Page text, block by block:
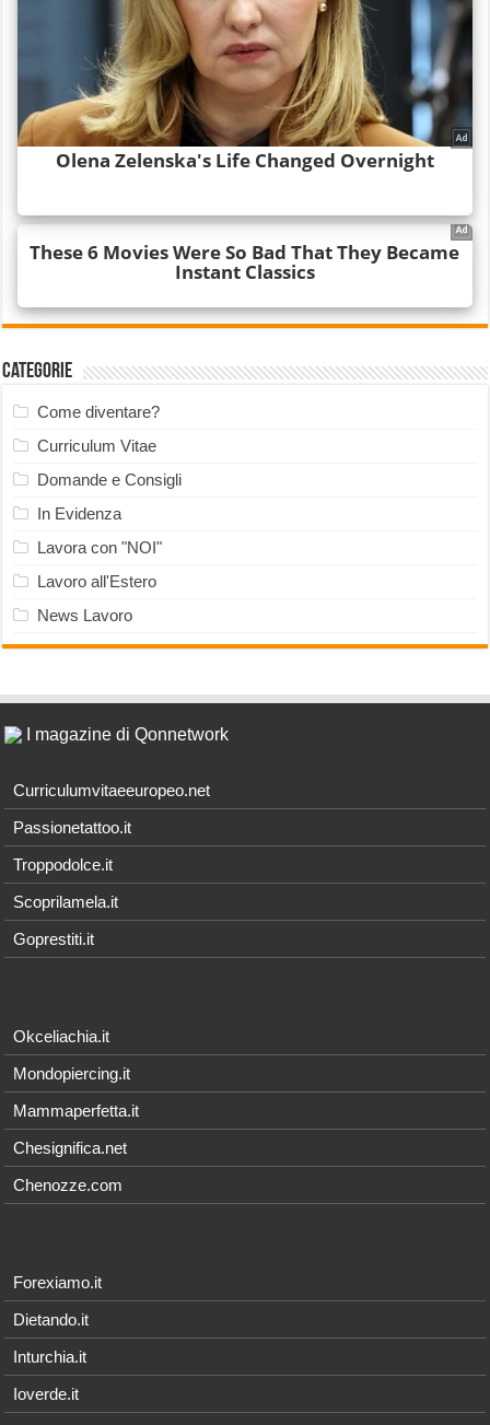
Categorie
Come diventare?
Curriculum Vitae
Domande e Consigli
In Evidenza
Lavora con "NOI"
Lavoro all'Estero
News Lavoro
I magazine di Qonnetwork
Curriculumvitaeeuropeo.net
Passionetattoo.it
Troppodolce.it
Scoprilamela.it
Goprestiti.it
Okceliachia.it
Mondopiercing.it
Mammaperfetta.it
Chesignifica.net
Chenozze.com
Forexiamo.it
Dietando.it
Inturchia.it
Ioverde.it